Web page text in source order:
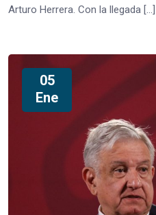
Arturo Herrera. Con la llegada […]
05
Ene